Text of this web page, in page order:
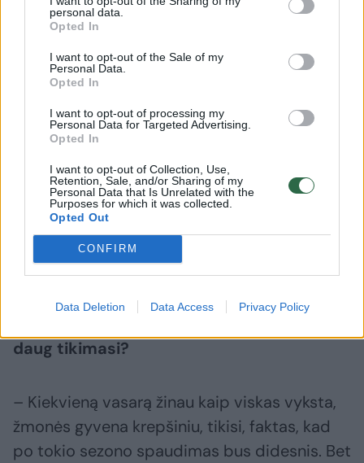
personal data.
Opted In
I want to opt-out of the Sale of my
Personal Data.
Opted In
I want to opt-out of processing my
Personal Data for Targeted Advertising.
Opted In
I want to opt-out of Collection, Use,
Retention, Sale, and/or Sharing of my
Personal Data that Is Unrelated with the
Purposes for which it was collected.
Opted Out
CONFIRM
Data Deletion Data Access Privacy Policy
– Labai pasiilgau, labai laukiu šių metų
rinktinės. Labai daug kalbų apie dešimties
metų medalių sausrą, tie paskutiniai metai,
bet aš turiu gerą nuojautą, kad galime kažką
nuveikti. Žiauriai laukiu, čempionatas bus prie
pat Lietuvos, Suomijoje, atkrintamosios –
Latvijoje, neabejoju, kad fanų bus labai daug.
Norisi pasirodyti kuo geriau ir tuos sirgalius
pradžiuginti.
– Kiek esi pasirengęs, kad po tokio sezono
daug tikimasi?
– Kiekvieną vasarą žinau kaip viskas vyksta,
žmonės gyvena krepšiniu, tikisi, faktas, kad
po tokio sezono spaudimas bus didesnis. Bet